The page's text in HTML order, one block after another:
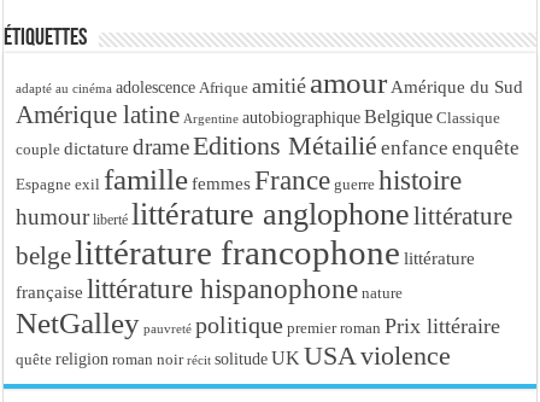
Étiquettes
adapté au cinéma adolescence Afrique amitié amour Amérique du Sud
Amérique latine Argentine autobiographique Belgique Classique
couple dictature drameEditions Métailié enfance enquête
Espagne exil famille femmes France guerre histoire
humour liberté littérature anglophonelittérature
belgelittérature francophone littérature
française littérature hispanophone nature
NetGalley pauvreté politique premier roman Prix littéraire
quête religion roman noir récit solitude UK USAviolence